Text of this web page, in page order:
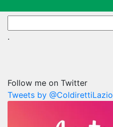
per:
.
Follow me on Twitter
Tweets by @ColdirettiLazio